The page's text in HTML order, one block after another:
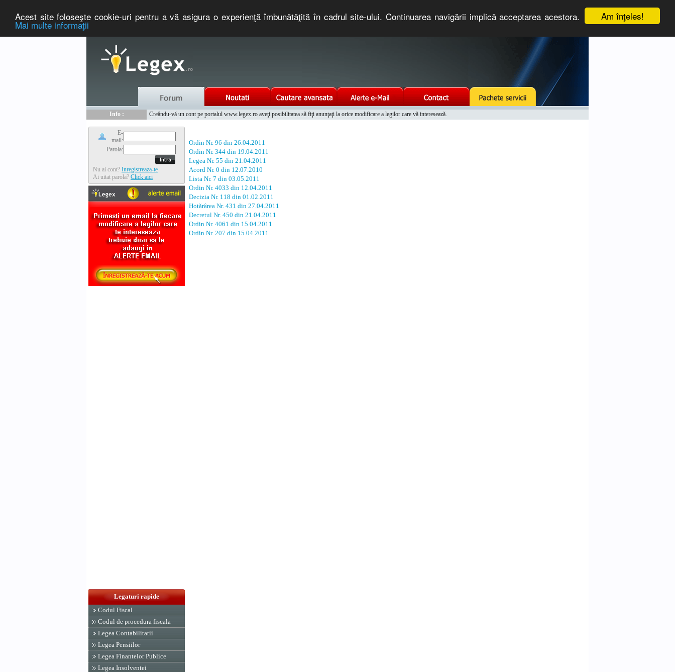
Am înţeles!
Acest site foloseşte cookie-uri pentru a vă asigura o experienţă îmbunătăţită în cadrul site-ului. Continuarea navigării implică acceptarea acestora.
Mai multe informaţii
Info :
Creându-vă un cont pe portalul www.legex.ro aveţi posibilitatea să fiţi anunţaţi la orice modificare a legilor care vă interesează.
E-
mail:
Parola:
Nu ai cont? Inregistreaza-te
Ai uitat parola? Click aici
Legaturi rapide
Codul Fiscal
Codul de procedura fiscala
Legea Contabilitatii
Legea Pensiilor
Legea Finantelor Publice
Legea Insolventei
Ordin Nr. 96 din 26.04.2011
Ordin Nr. 344 din 19.04.2011
Legea Nr. 55 din 21.04.2011
Acord Nr. 0 din 12.07.2010
Lista Nr. 7 din 03.05.2011
Ordin Nr. 4033 din 12.04.2011
Decizia Nr. 118 din 01.02.2011
Hotărârea Nr. 431 din 27.04.2011
Decretul Nr. 450 din 21.04.2011
Ordin Nr. 4061 din 15.04.2011
Ordin Nr. 207 din 15.04.2011